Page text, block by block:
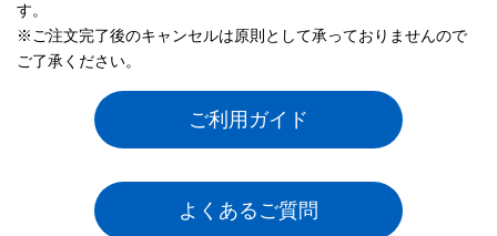
す。
※ご注文完了後のキャンセルは原則として承っておりませんので
ご了承ください。
ご利用ガイド
よくあるご質問